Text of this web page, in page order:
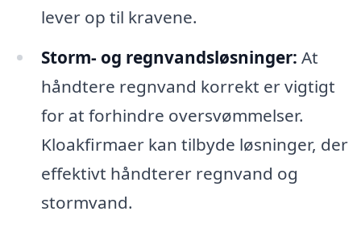
lever op til kravene.
Storm- og regnvandsløsninger: At
håndtere regnvand korrekt er vigtigt
for at forhindre oversvømmelser.
Kloakfirmaer kan tilbyde løsninger, der
effektivt håndterer regnvand og
stormvand.